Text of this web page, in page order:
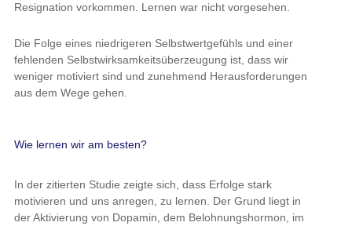
Resignation vorkommen. Lernen war nicht vorgesehen.
Die Folge eines niedrigeren Selbstwertgefühls und einer
fehlenden Selbstwirksamkeitsüberzeugung ist, dass wir
weniger motiviert sind und zunehmend Herausforderungen
aus dem Wege gehen.
Wie lernen wir am besten?
In der zitierten Studie zeigte sich, dass Erfolge stark
motivieren und uns anregen, zu lernen. Der Grund liegt in
der Aktivierung von Dopamin, dem Belohnungshormon, im